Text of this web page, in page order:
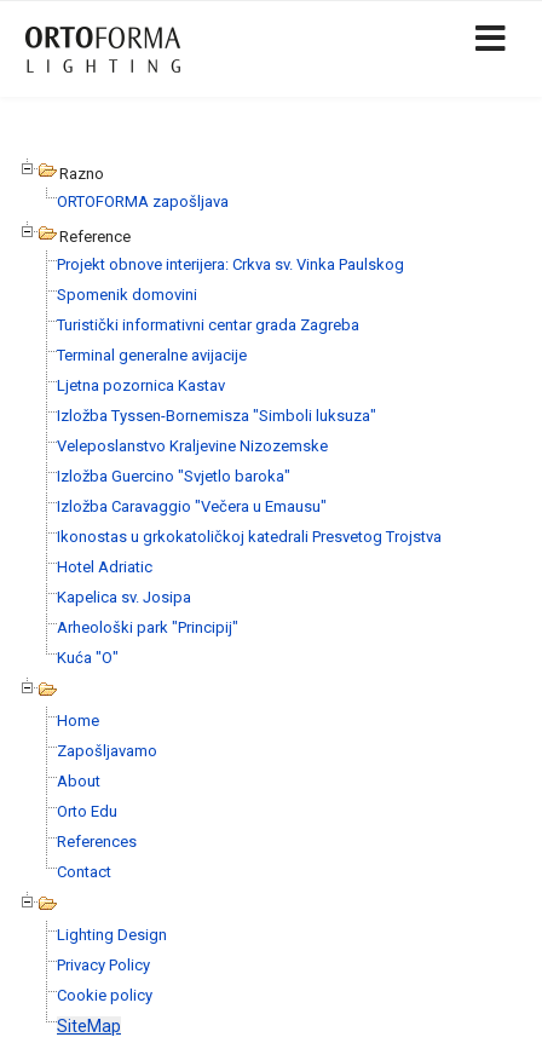
Razno
ORTOFORMA zapošljava
Reference
Projekt obnove interijera: Crkva sv. Vinka Paulskog
Spomenik domovini
Turistički informativni centar grada Zagreba
Terminal generalne avijacije
Ljetna pozornica Kastav
Izložba Tyssen-Bornemisza "Simboli luksuza"
Veleposlanstvo Kraljevine Nizozemske
Izložba Guercino "Svjetlo baroka"
Izložba Caravaggio "Večera u Emausu"
Ikonostas u grkokatoličkoj katedrali Presvetog Trojstva
Hotel Adriatic
Kapelica sv. Josipa
Arheološki park "Principij"
Kuća "O"
Home
Zapošljavamo
About
Orto Edu
References
Contact
Lighting Design
Privacy Policy
Cookie policy
SiteMap